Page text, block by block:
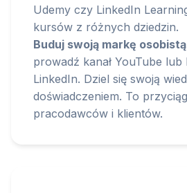
Udemy czy LinkedIn
kursów z różnych dziedzin.
Buduj swoją markę
prowadź kanał YouTube
LinkedIn. Dziel się swoją
doświadczeniem. To
pracodawców i klientów.